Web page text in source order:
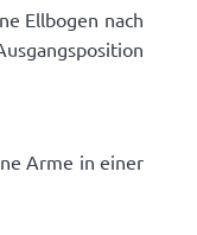
Ellbogen nach
Arme in einer